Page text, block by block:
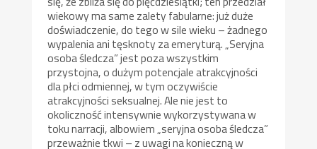
wiekowy ma same zalety fabularne: już duże
doświadczenie, do tego w sile wieku – żadnego
wypalenia ani tęsknoty za emeryturą. „Seryjna
osoba śledcza” jest poza wszystkim
przystojna, o dużym potencjale atrakcyjności
dla płci odmiennej, w tym oczywiście
atrakcyjności seksualnej. Ale nie jest to
okoliczność intensywnie wykorzystywana w
toku narracji, albowiem „seryjna osoba śledcza”
przeważnie tkwi – z uwagi na konieczną w